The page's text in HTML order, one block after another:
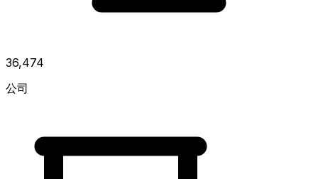
36,474
公司